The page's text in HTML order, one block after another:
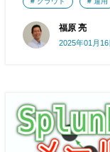
福原 亮
2025年01月16